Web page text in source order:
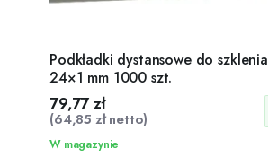
Podkładki dystansowe do szklenia
24×1 mm 1000 szt.
79,77zł
(64,85 złnetto)
W magazynie